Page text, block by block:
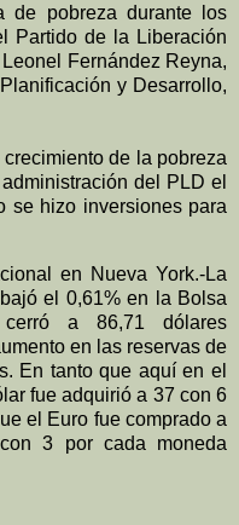
de pobreza durante los
Partido de la Liberación
Fernández Reyna,
y Desarrollo,
de la pobreza
del PLD el
se hizo inversiones para
en Nueva York.-La
el 0,61% en la Bolsa
a 86,71 dólares
en las reservas de
En tanto que aquí en el
fue adquirió a 37 con 6
el Euro fue comprado a
3 por cada moneda